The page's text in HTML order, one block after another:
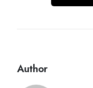
Author